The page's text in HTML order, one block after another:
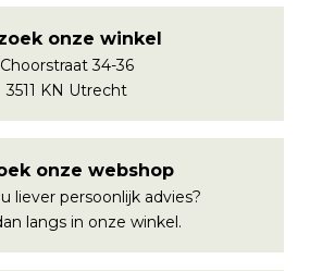
onze winkel
Choorstraat 34-36
3511 KN Utrecht
onze webshop
liever persoonlijk advies?
langs in onze winkel.